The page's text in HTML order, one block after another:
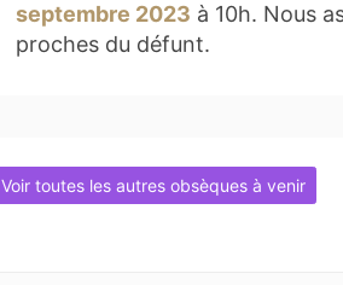
septembre 2023 à 10h. Nous
proches du défunt.
Voir toutes les autres obsèques à venir